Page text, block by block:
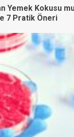
Yemek Kokusu
7 Pratik Öneri